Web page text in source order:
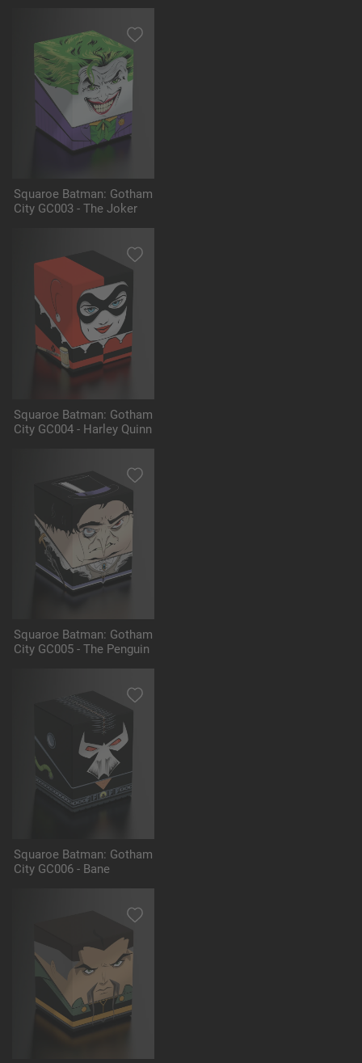
Squaroe Batman: Gotham
City GC003 - The Joker
Squaroe Batman: Gotham
City GC004 - Harley Quinn
Squaroe Batman: Gotham
City GC005 - The Penguin
Squaroe Batman: Gotham
City GC006 - Bane